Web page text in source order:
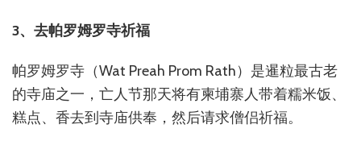
3、去帕罗姆罗寺祈福
帕罗姆罗寺（Wat Preah Prom Rath）是暹粒最古老
的寺庙之一，亡人节那天将有柬埔寨人带着糯米饭、
糕点、香去到寺庙供奉，然后请求僧侣祈福。